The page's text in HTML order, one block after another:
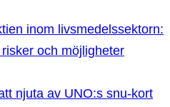
inom livsmedelssektorn:
och möjligheter
njuta av UNO:s snu-kort